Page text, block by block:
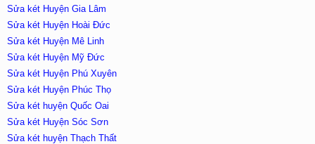
Sửa két Huyện Gia Lâm
Sửa két Huyện Hoài Đức
Sửa két Huyện Mê Linh
Sửa két Huyện Mỹ Đức
Sửa két Huyện Phú Xuyên
Sửa két Huyện Phúc Thọ
Sửa két huyện Quốc Oai
Sửa két Huyện Sóc Sơn
Sửa két huyện Thạch Thất